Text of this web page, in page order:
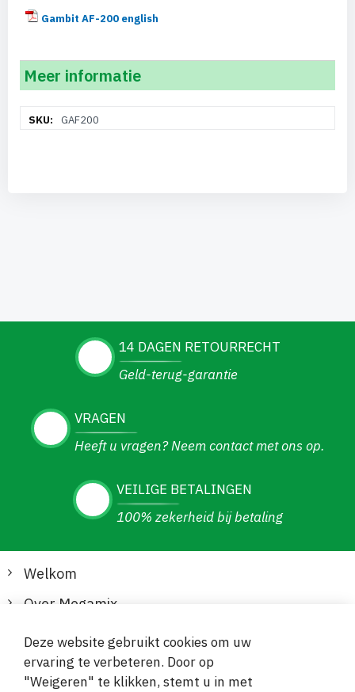
Gambit AF-200 english
Meer informatie
informatieGAF200
14 DAGEN RETOURRECHT
Geld-terug-garantie
VRAGEN
Heeft u vragen? Neem contact met ons op.
VEILIGE BETALINGEN
100% zekerheid bij betaling
Welkom
Over Megamix
Informatie
Klantenservice
Deze website gebruikt cookies om uw
ervaring te verbeteren. Door op
"Weigeren" te klikken, stemt u in met